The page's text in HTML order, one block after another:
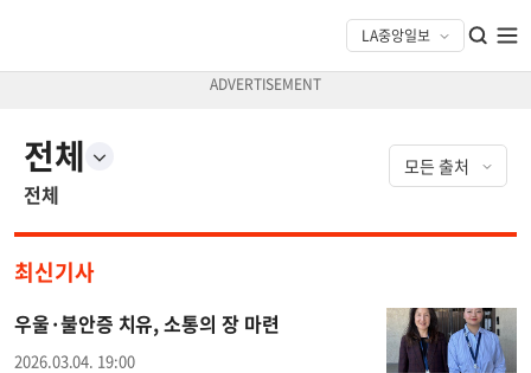
전체
전체
최신기사
우울·불안증 치유, 소통의 장 마련
2026.03.04. 19:00